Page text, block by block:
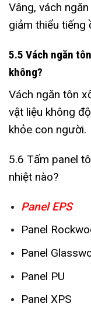
Vâng, vách
giảm thiểu tiếng
5.5 Vách ngăn
không?
Vách ngăn tôn
vật liệu không
khỏe con người.
5.6 Tấm panel
nhiệt nào?
Panel EPS
Panel
Panel
Panel PU
Panel XPS